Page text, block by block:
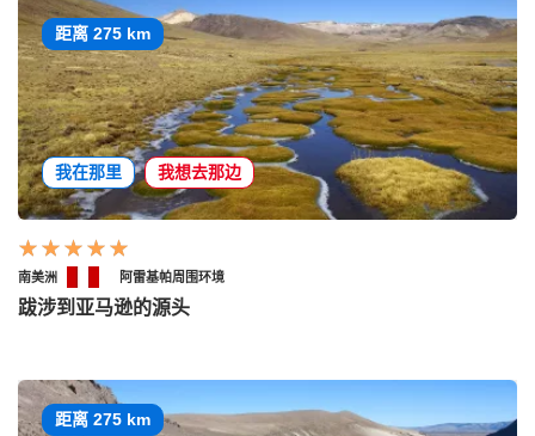
距离 275 km
我在那里 我想去那边
南美洲 阿雷基帕周围环境
跋涉到亚马逊的源头
距离 275 km